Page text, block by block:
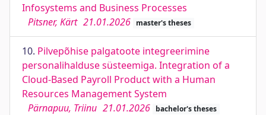
Infosystems and Business Processes
Pitsner, Kärt 21.01.2026 master's theses
10. Pilvepõhise palgatoote integreerimine
personalihalduse süsteemiga. Integration of a
Cloud-Based Payroll Product with a Human
Resources Management System
Pärnapuu, Triinu 21.01.2026 bachelor's theses